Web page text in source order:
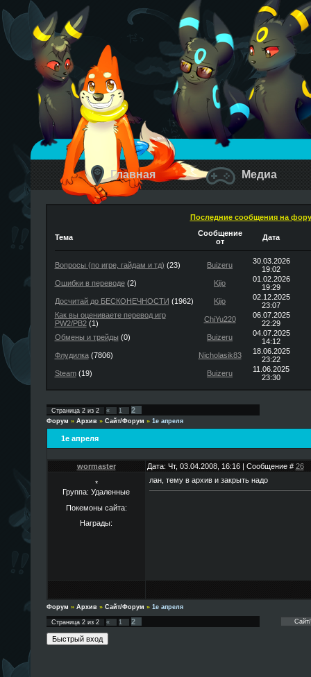
Главная Медиа
Последние сообщения на
Тема
Сообщение
от
Дата
Вопросы (по игре, гайдам и тд) (23) Buizeru
30.03.2026
19:02
Ошибки в переводе(2) Kijo
01.02.2026
19:29
Досчитай до БЕСКОНЕЧНОСТИ (1962) Kijo
02.12.2025
23:07
Как вы оцениваете перевод игр
PW2/PB2(1) ChiYu220
06.07.2025
22:29
Обмены и трейды (0) Buizeru
04.07.2025
14:12
Флудилка(7806) Nicholasik83
18.06.2025
23:22
Steam(19) Buizeru
11.06.2025
23:30
Страница 2из 2 « 1 2
Форум » Архив » Сайт/Форум » 1е апреля
1е апреля
wormaster Дата: Чт, 03.04.2008, 16:16 | Сообщение # 26
*
Группа: Удаленные
Покемоны сайта:
Награды:
лан, тему в архив и закрыть надо
Форум » Архив » Сайт/Форум » 1е апреля
Страница 2из 2 « 1 2